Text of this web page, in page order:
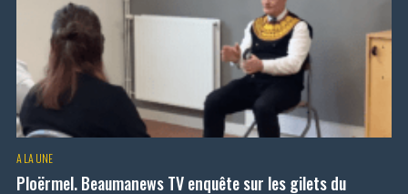
A LA UNE
Ploërmel. Beaumanews TV enquête sur les gilets du